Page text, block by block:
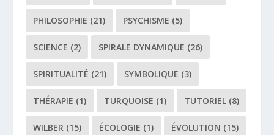
PHILOSOPHIE (21) PSYCHISME (5)
SCIENCE (2) SPIRALE DYNAMIQUE (26)
SPIRITUALITÉ (21) SYMBOLIQUE (3)
THÉRAPIE (1) TURQUOISE (1) TUTORIEL (8)
WILBER (15) ÉCOLOGIE (1) ÉVOLUTION (15)